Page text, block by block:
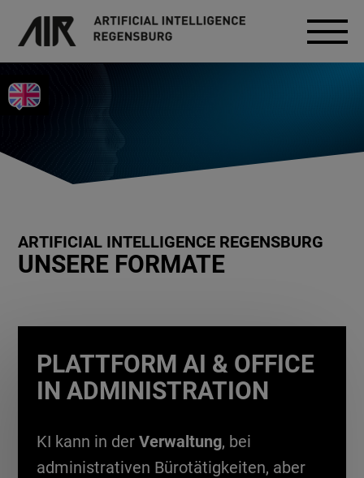
ARTIFICIAL INTELLIGENCE REGENSBURG
UNSERE FORMATE
PLATTFORM AI & OFFICE
IN ADMINISTRATION
KI kann in der Verwaltung, bei
administrativen Bürotätigkeiten, aber